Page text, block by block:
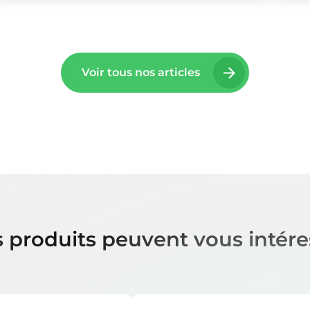
Voir tous nos articles
produits peuvent vous